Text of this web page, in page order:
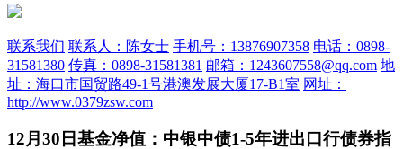
联系我们 联系人：陈女士 手机号：13876907358 电话：0898-
31581380 传真：0898-31581381 邮箱：1243607558@qq.com 地
址：海口市国贸路49-1号港澳发展大厦17-B1室 网址：
http://www.0379zsw.com
12月30日基金净值：中银中债1-5年进出口行债券指